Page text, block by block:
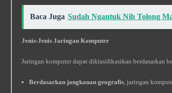
Baca Juga Sudah Ngantuk Nih Tolong
Jenis-Jenis Jaringan Komputer
Jaringan komputer dapat diklasifikasikan berdasarkan
Berdasarkan jangkauan geografis, jaringan